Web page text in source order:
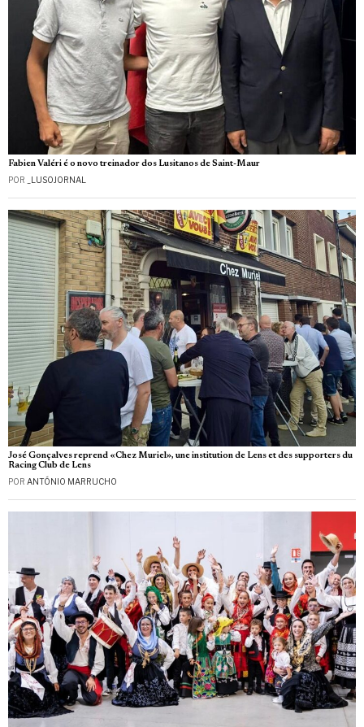
Fabien Valéri é o novo treinador dos Lusitanos de Saint-Maur
POR _LUSOJORNAL
José Gonçalves reprend «Chez Muriel», une institution de Lens et des supporters du
Racing Club de Lens
POR ANTÓNIO MARRUCHO